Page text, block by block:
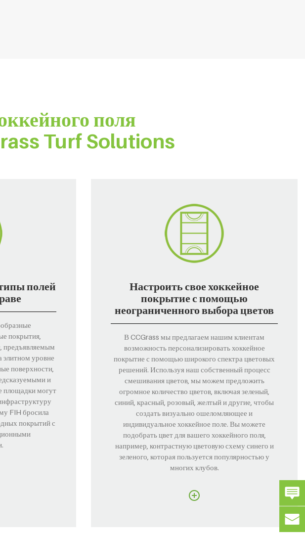
поля
Turf Solutions
полей
покрытия,
предъявляемым
элитном уровне
поверхности,
и
площадки могут
FIH бросила
покрытий с
Настроить свое хоккейное
покрытие с помощью
неограниченного выбора цветов
В CCGrass мы предлагаем нашим клиентам
возможность персонализировать хоккейное
покрытие с помощью широкого спектра цветовых
решений. Используя наш собственный процесс
смешивания цветов, мы можем предложить
огромное количество цветов, включая зеленый,
синий, красный, розовый, желтый и другие, чтобы
создать визуально ошеломляющее и
индивидуальное хоккейное поле. Вы можете
подобрать цвет для вашего хоккейного поля,
например, контрастную цветовую схему синего и
зеленого, которая пользуется популярностью у
многих клубов.